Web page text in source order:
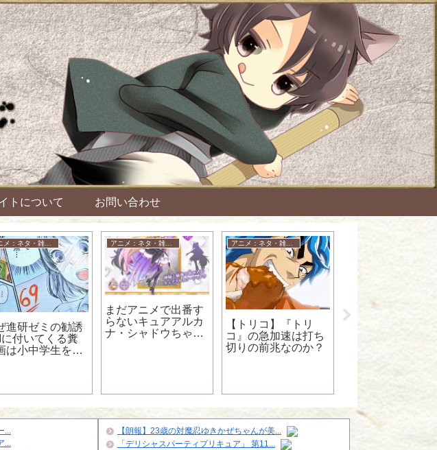
トについて お問い合わせ
進研ゼミの勧誘
に付いてくる糞
は小中学生を簡
まだアニメで出番す
らないキュアアルカ
ナ・シャドウちゃん
【トリコ】『トリ
コ』の急加速は打ち
切りの前兆なのか？
の主人公にしてほ
...
...
【朗報】23歳の対魔忍ゆきかぜちゃんが美...
「デリシャスパーティプリキュア」 第11...